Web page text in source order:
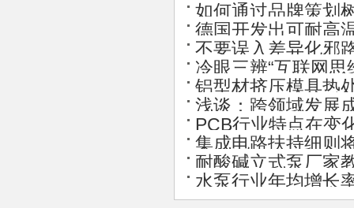
如何通过品牌策划
德国开发出可耐高
不要误入差异化邪
冷眼三辨“互联网思
铝型材挤压模具热
浅谈：跨领域发展
PCB行业特点在变
集成电路扶持细则
耐酸碱立式泵厂家
水泵行业年均增长